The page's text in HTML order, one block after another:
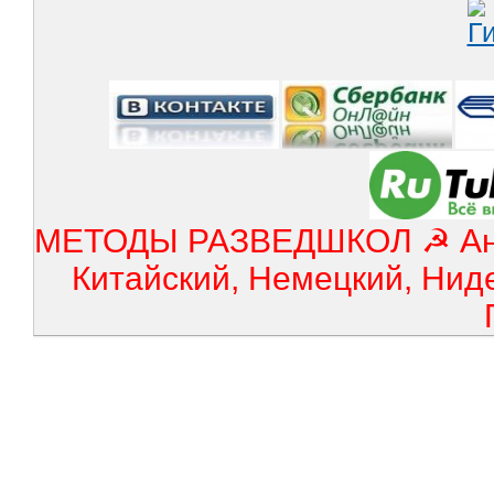
МЕТОДЫ РАЗВЕДШКОЛ ☭
Китайский, Немецкий,